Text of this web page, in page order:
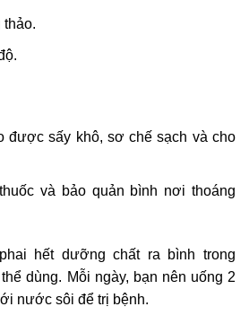
được sấy khô, sơ chế sạch và cho
và bảo quản bình nơi thoáng
hết dưỡng chất ra bình trong
dùng. Mỗi ngày, bạn nên uống 2
nước sôi để trị bệnh.